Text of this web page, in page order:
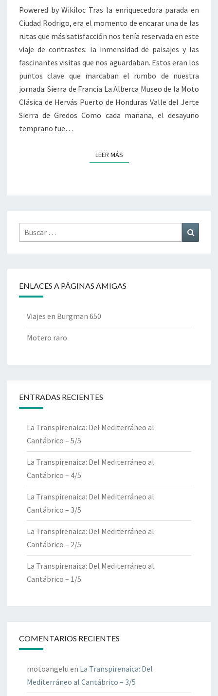
DE
ENSUEÑO
2/4
Powered by Wikiloc Tras la enriquecedora parada en
Ciudad Rodrigo, era el momento de encarar una de las
rutas que más satisfacción nos tenía reservada en este
viaje de contrastes: la inmensidad de paisajes y las
fascinantes visitas que nos aguardaban. Estos eran los
puntos clave que marcaban el rumbo de nuestra
jornada: Sierra de Francia La Alberca Museo de la Moto
Clásica de Hervás Puerto de Honduras Valle del Jerte
Sierra de Gredos Como cada mañana, el desayuno
temprano fue…
LEER MÁSLEER MÁS
Buscar
por:
ENLACES A PÁGINAS AMIGAS
Viajes en Burgman 650
Motero raro
ENTRADAS RECIENTES
La Transpirenaica: Del Mediterráneo al
Cantábrico – 5/5
La Transpirenaica: Del Mediterráneo al
Cantábrico – 4/5
La Transpirenaica: Del Mediterráneo al
Cantábrico – 3/5
La Transpirenaica: Del Mediterráneo al
Cantábrico – 2/5
La Transpirenaica: Del Mediterráneo al
Cantábrico – 1/5
COMENTARIOS RECIENTES
motoangelu en La Transpirenaica: Del
Mediterráneo al Cantábrico – 3/5